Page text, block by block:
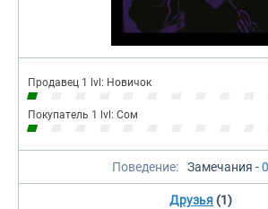
Продавец 1 lvl: Новичок
Покупатель 1 lvl: Сом
Поведение: Замечания -
Друзья (1)